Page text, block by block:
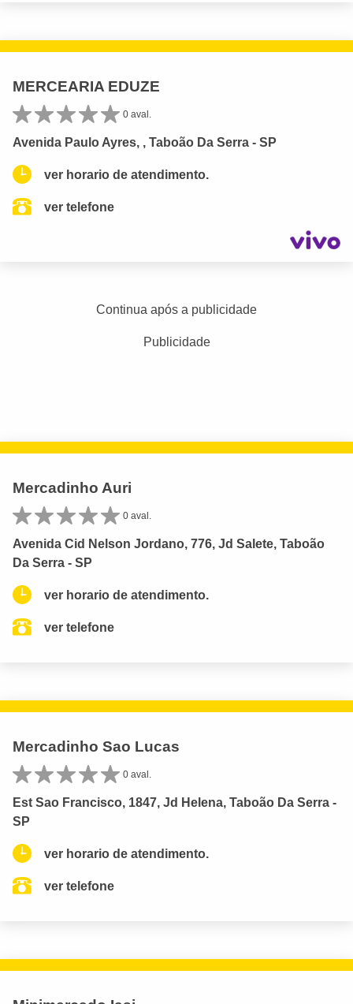
MERCEARIA EDUZE
0 aval.
Avenida Paulo Ayres, , Taboão Da Serra - SP
ver horario de atendimento.
ver telefone
Continua após a publicidade
Publicidade
Mercadinho Auri
0 aval.
Avenida Cid Nelson Jordano, 776, Jd Salete, Taboão
Da Serra - SP
ver horario de atendimento.
ver telefone
Mercadinho Sao Lucas
0 aval.
Est Sao Francisco, 1847, Jd Helena, Taboão Da Serra -
SP
ver horario de atendimento.
ver telefone